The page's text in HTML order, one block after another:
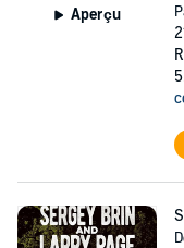
Aperçu